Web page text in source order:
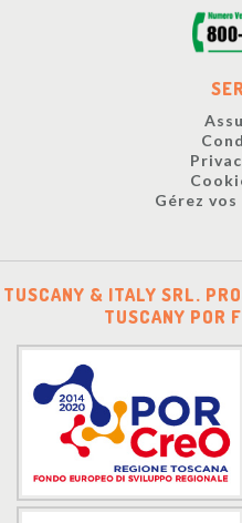
Gérez
TUSCANY & ITALY SRL.
TUSCANY POR